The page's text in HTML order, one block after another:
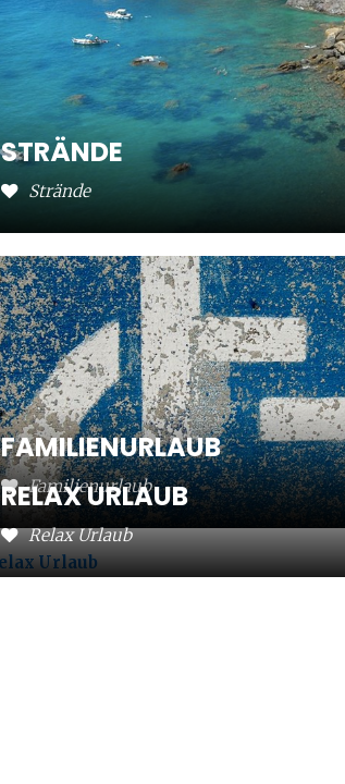
STRÄNDE
Strände
FAMILIENURLAUB
Familienurlaub
RELAX URLAUB
Relax Urlaub